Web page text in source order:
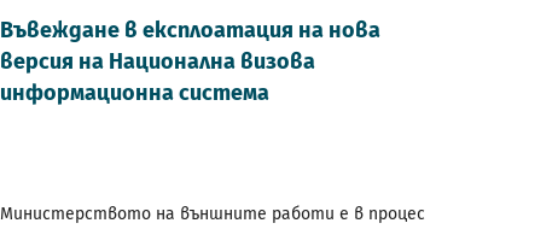
Въвеждане в експлоатация на нова
версия на Национална визова
информационна система
Министерството на външните работи е в процес